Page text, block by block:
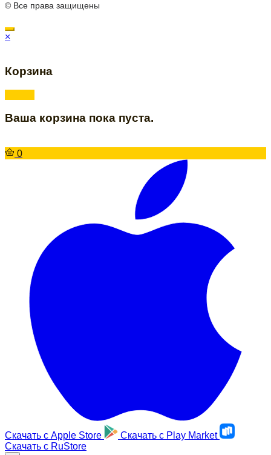
© Все права защищены
×
Корзина
Ваша корзина пока пуста.
0
Скачать с Apple Store Скачать с Play Market
Скачать с RuStore